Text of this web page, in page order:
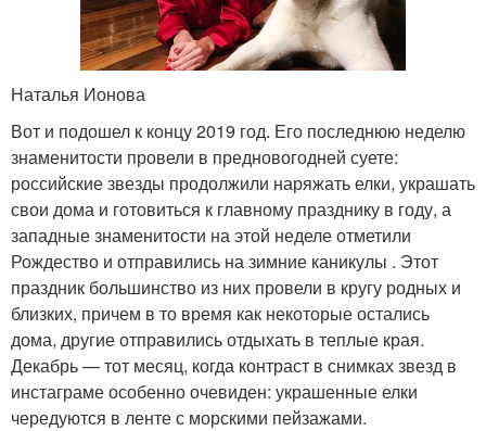
Наталья Ионова
Вот и подошел к концу 2019 год. Его последнюю неделю
знаменитости провели в предновогодней суете:
российские звезды продолжили наряжать елки, украшать
свои дома и готовиться к главному празднику в году, а
западные знаменитости на этой неделе отметили
Рождество и отправились на зимние каникулы . Этот
праздник большинство из них провели в кругу родных и
близких, причем в то время как некоторые остались
дома, другие отправились отдыхать в теплые края.
Декабрь — тот месяц, когда контраст в снимках звезд в
инстаграме особенно очевиден: украшенные елки
чередуются в ленте с морскими пейзажами.